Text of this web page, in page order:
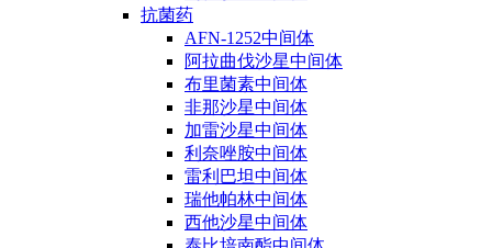
抗菌药
AFN-1252中间体
阿拉曲伐沙星中间体
布里菌素中间体
非那沙星中间体
加雷沙星中间体
利奈唑胺中间体
雷利巴坦中间体
瑞他帕林中间体
西他沙星中间体